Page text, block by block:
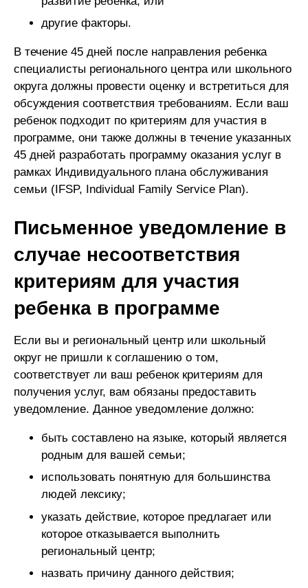
другие факторы.
В течение 45 дней после направления ребенка
специалисты регионального центра или школьного
округа должны провести оценку и встретиться для
обсуждения соответствия требованиям. Если ваш
ребенок подходит по критериям для участия в
программе, они также должны в течение указанных
45 дней разработать программу оказания услуг в
рамках Индивидуального плана обслуживания
семьи (IFSP, Individual Family Service Plan).
Письменное уведомление в
случае несоответствия
критериям для участия
ребенка в программе
Если вы и региональный центр или школьный
округ не пришли к соглашению о том,
соответствует ли ваш ребенок критериям для
получения услуг, вам обязаны предоставить
уведомление. Данное уведомление должно:
быть составлено на языке, который является
родным для вашей семьи;
использовать понятную для большинства
людей лексику;
указать действие, которое предлагает или
которое отказывается выполнить
региональный центр;
назвать причину данного действия;